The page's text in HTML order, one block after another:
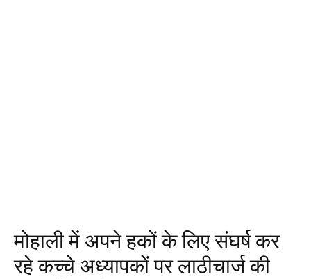
मोहाली में अपने हकों के लिए संघर्ष कर
रहे कच्चे अध्यापकों पर लाठीचार्ज की